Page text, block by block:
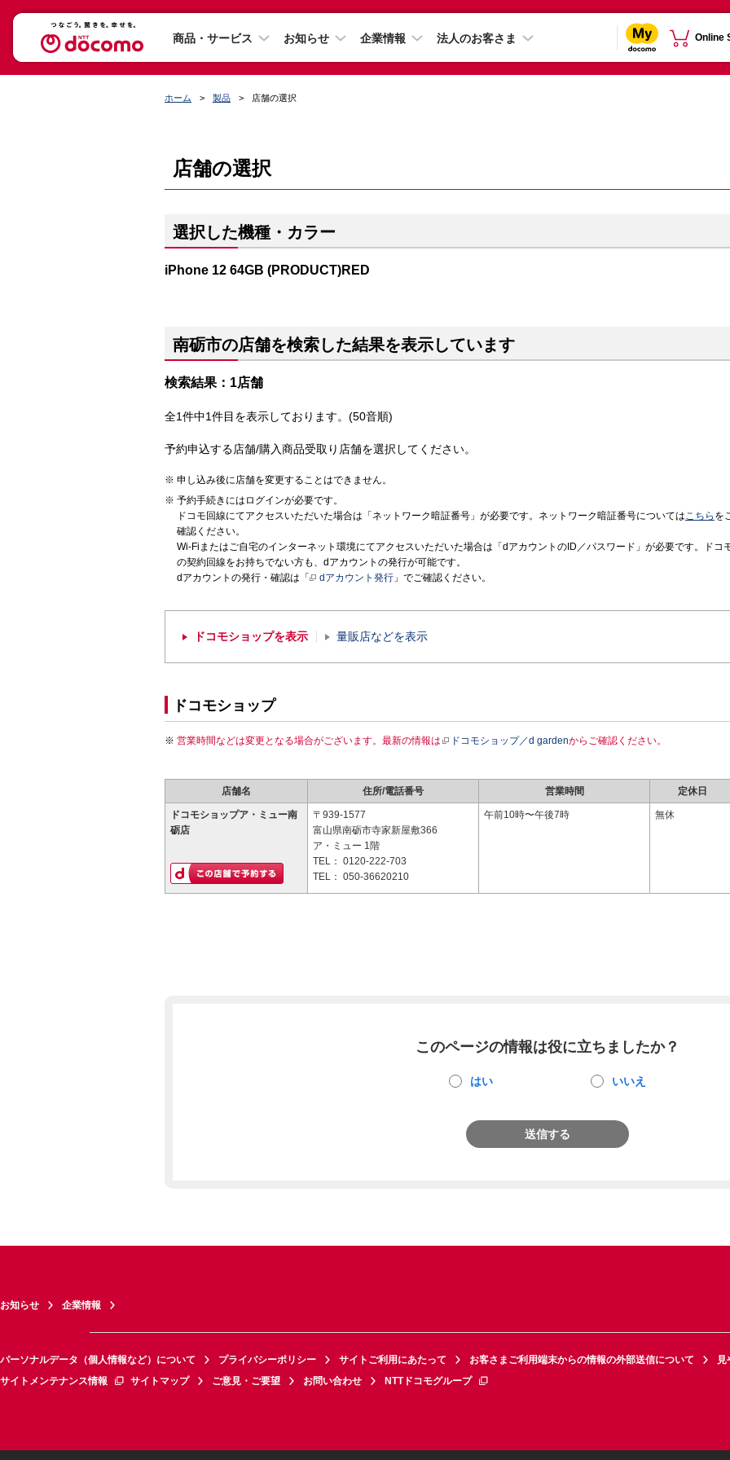
商品・サービス お知らせ 企業情報 法人のお客さま Online
ホーム 製品 店舗の選択
店舗の選択
選択した機種・カラー
iPhone 12 64GB (PRODUCT)RED
南砺市の店舗を検索した結果を表示しています
検索結果：1店舗
全1件中1件目を表示しております。(50音順)
予約申込する店舗/購入商品受取り店舗を選択してください。
申し込み後に店舗を変更することはできません。
予約手続きにはログインが必要です。
ドコモ回線にてアクセスいただいた場合は「ネットワーク暗証番号」が必要です。ネットワーク暗証番号についてはこちら を
確認ください。
Wi-Fiまたはご自宅のインターネット環境にてアクセスいただいた場合は「dアカウントのID／パスワード」が必要です。ドコ
の契約回線をお持ちでない方も、dアカウントの発行が可能です。
dアカウントの発行・確認は「
dアカウント発行 」でご確認ください。
ドコモショップを表示 量販店などを表示
ドコモショップ
営業時間などは変更となる場合がございます。最新の情報は ドコモショップ／d gardenからご確認ください。
店舗名 住所/電話番号 営業時間 定休日
ドコモショップア・ミュー南
砺店
〒939-1577
富山県南砺市寺家新屋敷366
ア・ミュー 1階
TEL： 0120-222-703
TEL： 050-36620210
午前10時〜午後7時 無休
このページの情報は役に立ちましたか？
はい いいえ
送信する
お知らせ 企業情報
パーソナルデータ（個人情報など）について プライバシーポリシー サイトご利用にあたって お客さまご利用端末からの情報の外部送信について
見
サイトメンテナンス情報
サイトマップ ご意見・ご要望 お問い合わせ NTTドコモグループ